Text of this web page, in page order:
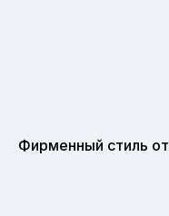
Фирменный стиль